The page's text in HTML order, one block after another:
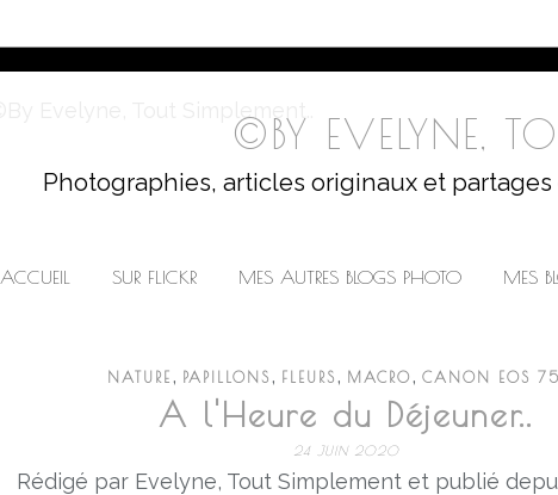
©BY EVELYNE,
Photographies, articles originaux et
ACCUEIL SUR FLICKR MES AUTRES BLOGS PHOTO MES
NATURE , PAPILLONS , FLEURS , MACRO , CANON EOS
A l'Heure du Déjeuner..
24 JUIN 2020
Rédigé par Evelyne, Tout Simplement et publié